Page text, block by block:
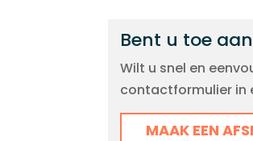
Bent u toe
Wilt u snel en
contactformulier in
MAAK EEN